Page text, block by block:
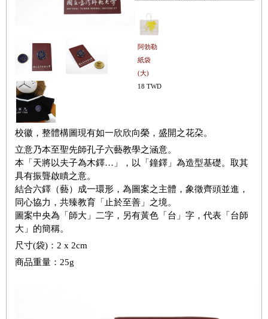
阿勃勒
紙袋
(大)
18 TWD
校徽，整體構圖現有如一欣欣向榮，盛開之花朶。
立意乃本至聖先師孔子六藝教學之涵意。
本「天將以夫子為木鐸…」，以「鐘鐸」為造型基礎。取其
具有振聾啟瞶之意。
結合六鐸（藝）成一環形，為圖案之主體，象徵齊頭並進，
同心協力，共臻教育「止於至善」之境。
圖案中央為「師大」二字，另有黃色「台」字，代表「台師
大」的簡稱。
尺寸(袋)：2 x 2cm
商品重量：25g